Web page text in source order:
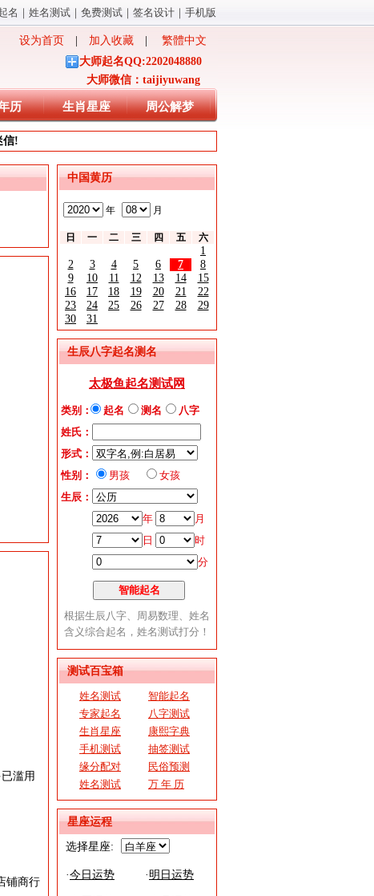
名 ｜ 姓名测试 ｜ 免费测试 ｜ 签名设计 ｜ 手机版
设为首页 加入收藏
繁體中文
大师起名QQ:2202048880
大师微信：taijiyuwang
历 生肖星座 周公解梦
信!
中国黄历
年 月
日 一 二 三 四 五 六
1
2
3 4 5 6 7
8
9
10 11 12 13 14
15
16
17 18 19 20 21
22
23
24 25 26 27 28
29
30
31
生辰八字起名测名
测试百宝箱
姓名测试
智能起名
专家起名
八字测试
生肖星座
康熙字典
手机测试
抽签测试
缘分配对
民俗预测
姓名测试
万 年 历
星座运程
选择星座:
·今日运势 · 明日运势
滥用
铺商行